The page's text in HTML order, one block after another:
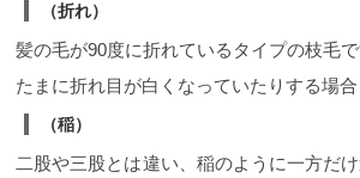
（折れ）
髪の毛が90度に折れているタイプの枝毛で
たまに折れ目が白くなっていたりする場合
（稲）
二股や三股とは違い、稲のように一方だ